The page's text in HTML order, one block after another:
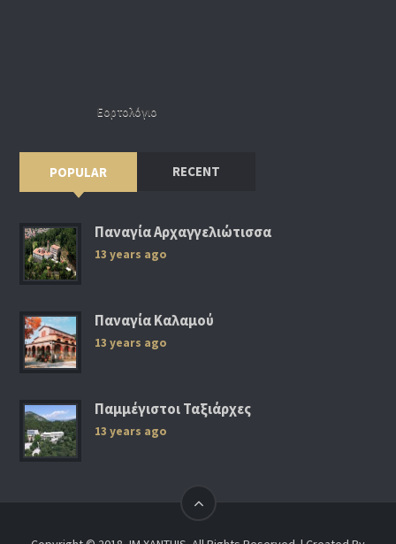
Εορτολόγιο
POPULAR RECENT
Παναγία Αρχαγγελιώτισσα
13 years ago
Παναγία Καλαμού
13 years ago
Παμμέγιστοι Ταξιάρχες
13 years ago